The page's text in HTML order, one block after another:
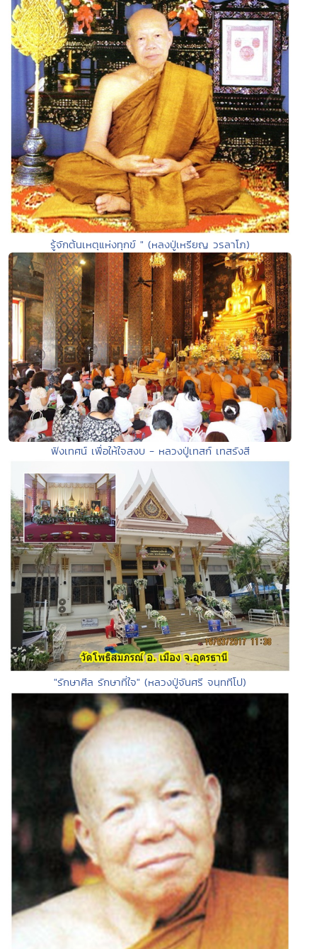
รู้จักต้นเหตุแห่งทุกข์ " (หลงปู่เหรียญ วรลาโภ)
ฟังเทศน์ เพื่อให้ใจสงบ - หลวงปู่เทสก์ เทสรังสี
"รักษาศีล รักษาที่ใจ" (หลวงปู่จันศรี จนฺททีโป)